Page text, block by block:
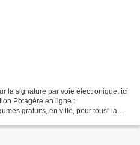
la signature par voie électronique, ici
Potagère en ligne :
gratuits, en ville, pour tous" la